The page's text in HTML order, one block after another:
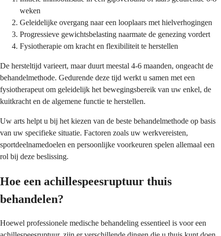
weken
Geleidelijke overgang naar een looplaars met hielverhogingen
Progressieve gewichtsbelasting naarmate de genezing vordert
Fysiotherapie om kracht en flexibiliteit te herstellen
De hersteltijd varieert, maar duurt meestal 4-6 maanden, ongeacht de
behandelmethode. Gedurende deze tijd werkt u samen met een
fysiotherapeut om geleidelijk het bewegingsbereik van uw enkel, de
kuitkracht en de algemene functie te herstellen.
Uw arts helpt u bij het kiezen van de beste behandelmethode op basis
van uw specifieke situatie. Factoren zoals uw werkvereisten,
sportdeelnamedoelen en persoonlijke voorkeuren spelen allemaal een
rol bij deze beslissing.
Hoe een achillespeesruptuur thuis
behandelen?
Hoewel professionele medische behandeling essentieel is voor een